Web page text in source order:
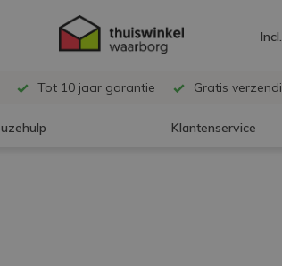
Incl.
Tot 10 jaar garantie Gratis
Klantenservice